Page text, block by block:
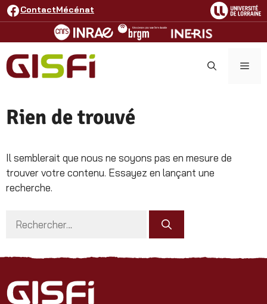
Aller
au
Facebook
ContactMécénat
Rien de trouvé
Il semblerait que nous ne soyons pas en mesure de
trouver votre contenu. Essayez en lançant une
recherche.